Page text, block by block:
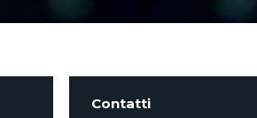
Contatti